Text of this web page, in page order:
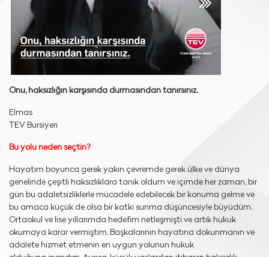
Onu, haksızlığın karşısında durmasından tanırsınız.
Elmas
TEV Bursiyeri
Bu yolu neden seçtin?
Hayatım boyunca gerek yakın çevremde gerek ülke ve dünya
genelinde çeşitli haksızlıklara tanık oldum ve içimde her zaman, bir
gün bu adaletsizliklerle mücadele edebilecek bir konuma gelme ve
bu amaca küçük de olsa bir katkı sunma düşüncesiyle büyüdüm.
Ortaokul ve lise yıllarımda hedefim netleşmişti ve artık hukuk
okumaya karar vermiştim. Başkalarının hayatına dokunmanın ve
adalete hizmet etmenin en uygun yolunun hukuk